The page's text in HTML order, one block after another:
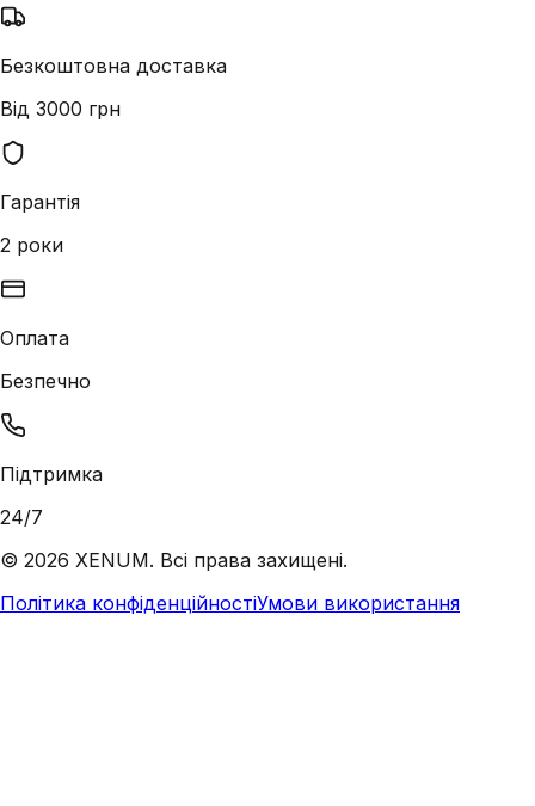
Безкоштовна доставка
Від 3000 грн
Гарантія
2 роки
Оплата
Безпечно
Підтримка
24/7
© 2026 XENUM. Всі права захищені.
Політика конфіденційностіУмови використання